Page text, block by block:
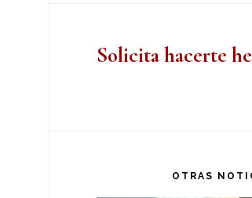
Solicita hacerte
OTRAS